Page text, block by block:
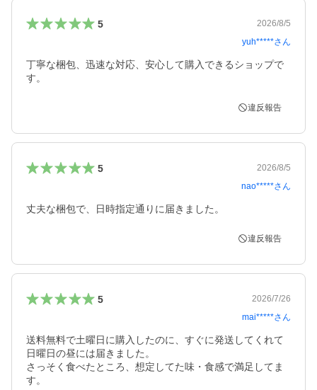
5
2026/8/5
yuh*****さん
丁寧な梱包、迅速な対応、安心して購入できるショップで
す。
違反報告
5
2026/8/5
nao*****さん
丈夫な梱包で、日時指定通りに届きました。
違反報告
5
2026/7/26
mai*****さん
送料無料で土曜日に購入したのに、すぐに発送してくれて
日曜日の昼には届きました。
さっそく食べたところ、想定してた味・食感で満足してま
す。